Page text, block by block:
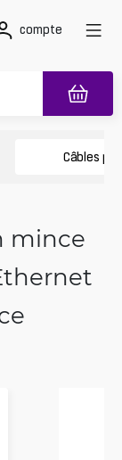
compte
Câbles
mince